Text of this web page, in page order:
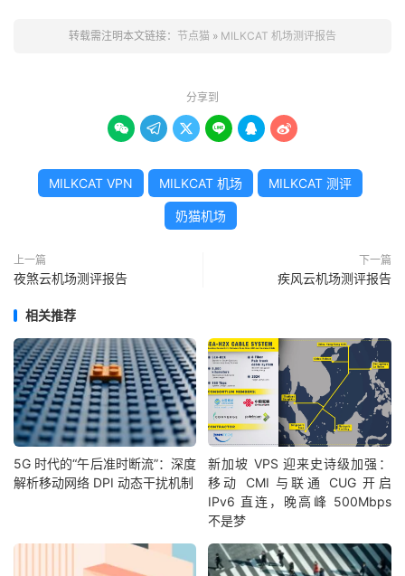
转载需注明本文链接： 节点猫 » MILKCAT 机场测评报告
分享到
     
MILKCAT VPN MILKCAT 机场 MILKCAT 测评
奶猫机场
上一篇
夜煞云机场测评报告
下一篇
疾风云机场测评报告
相关推荐
5G 时代的“午后准时断流”：深度
解析移动网络 DPI 动态干扰机制
新加坡 VPS 迎来史诗级加强：
移动 CMI 与联通 CUG 开启
IPv6 直连，晚高峰 500Mbps
不是梦